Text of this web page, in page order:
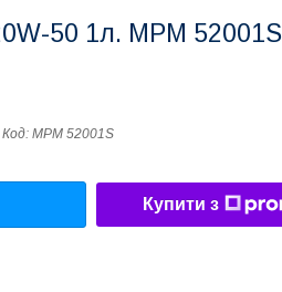
50 1л. MPM 52001S
Код: MPM 52001S
Купити з